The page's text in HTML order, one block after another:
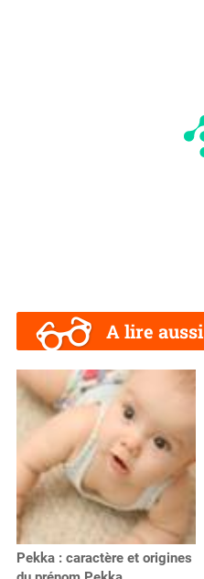
A lire aussi
Pekka : caractère et origines